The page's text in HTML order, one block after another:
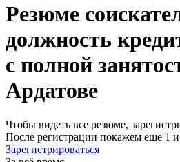
Резюме
должность
с полной
Ардатове
Чтобы видеть все резюме,
После регистрации покажем ещё 1
Зарегистрироваться